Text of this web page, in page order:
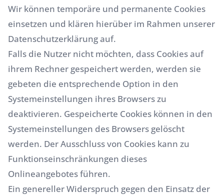
Wir können temporäre und permanente Cookies
einsetzen und klären hierüber im Rahmen unserer
Datenschutzerklärung auf.
Falls die Nutzer nicht möchten, dass Cookies auf
ihrem Rechner gespeichert werden, werden sie
gebeten die entsprechende Option in den
Systemeinstellungen ihres Browsers zu
deaktivieren. Gespeicherte Cookies können in den
Systemeinstellungen des Browsers gelöscht
werden. Der Ausschluss von Cookies kann zu
Funktionseinschränkungen dieses
Onlineangebotes führen.
Ein genereller Widerspruch gegen den Einsatz der